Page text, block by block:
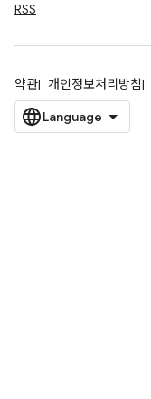
RSS
약관 개인정보처리방침